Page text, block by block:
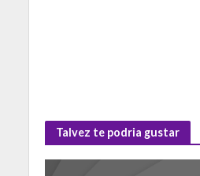
Talvez te podria gustar